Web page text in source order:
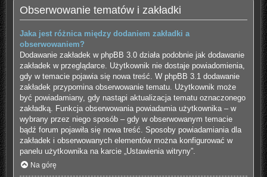
Obserwowanie tematów i zakładki
Jaka jest różnica między dodaniem zakładki a
obserwowaniem?
Dodawanie zakładek w phpBB 3.0 działa podobnie jak dodawanie
zakładek w przeglądarce. Użytkownik nie dostaje powiadomienia,
gdy w temacie pojawia się nowa treść. W phpBB 3.1 dodawanie
zakładek przypomina obserwowanie tematu. Użytkownik może
być powiadamiany, gdy nastąpi aktualizacja tematu oznaczonego
zakładką. Funkcja obserwowania powiadamia użytkownika – w
wybrany przez niego sposób – gdy w obserwowanym temacie
bądź forum pojawiła się nowa treść. Sposoby powiadamiania dla
zakładek i obserwowanych elementów można konfigurować w
panelu użytkownika na karcie „Ustawienia witryny”.
Na górę